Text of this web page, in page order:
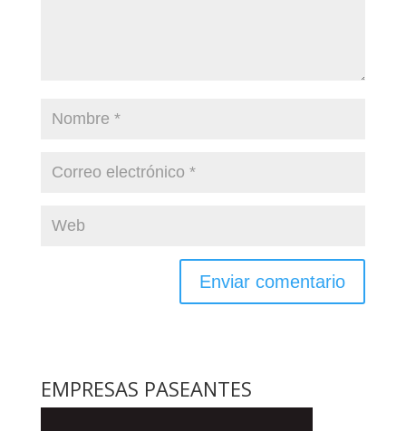
EMPRESAS PASEANTES